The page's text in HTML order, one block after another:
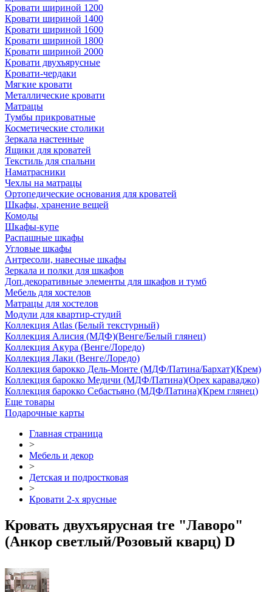
Кровати шириной 1200
Кровати шириной 1400
Кровати шириной 1600
Кровати шириной 1800
Кровати шириной 2000
Кровати двухъярусные
Кровати-чердаки
Мягкие кровати
Металлические кровати
Матрацы
Тумбы прикроватные
Косметические столики
Зеркала настенные
Ящики для кроватей
Текстиль для спальни
Наматрасники
Чехлы на матрацы
Ортопедические основания для кроватей
Шкафы, хранение вещей
Комоды
Шкафы-купе
Распашные шкафы
Угловые шкафы
Антресоли, навесные шкафы
Зеркала и полки для шкафов
Доп.декоративные элементы для шкафов и тумб
Мебель для хостелов
Матрацы для хостелов
Модули для квартир-студий
Коллекция Atlas (Белый текстурный)
Коллекция Алисия (МДФ)(Венге/Белый глянец)
Коллекция Акура (Венге/Лоредо)
Коллекция Лаки (Венге/Лоредо)
Коллекция барокко Дель-Монте (МДФ/Патина/Бархат)(Крем)
Коллекция барокко Медичи (МДФ/Патина)(Орех караваджо)
Коллекция барокко Себастьяно (МДФ/Патина)(Крем глянец)
Еще товары
Подарочные карты
Главная страница
>
Мебель и декор
>
Детская и подростковая
>
Кровати 2-х ярусные
Кровать двухъярусная tre "Лаворо"
(Анкор светлый/Розовый кварц) D